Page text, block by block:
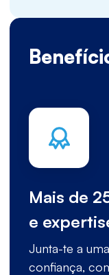
Mais de
e
Junta-te a
confiança,